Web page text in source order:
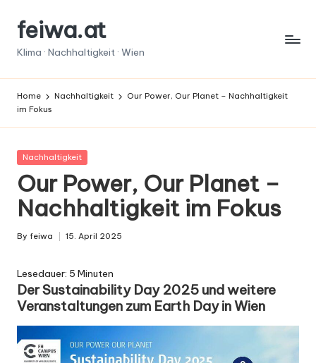
Skipfeiwa.at
Klima · Nachhaltigkeit · Wien
Home Nachhaltigkeit
Our Power, Our Planet – Nachhaltigkeit
im Fokus
Posted
Nachhaltigkeit
Our Power, Our Planet –
Nachhaltigkeit im Fokus
Posted
By feiwa 15. April 2025
Lesedauer: 5 Minuten
Der Sustainability Day 2025 und weitere
Veranstaltungen zum Earth Day in Wien